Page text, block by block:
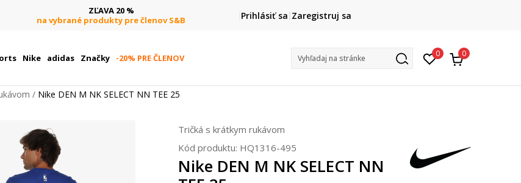
ZĽAVA 20 %
na vybrané produkty pre členov S&B
DOPRAVA ZADARMO
pri objednaní nad 80 € (neplatí pre Click&Collect)
Prihlásiť sa Zaregistruj sa
Nike adidas Značky -20% PRE ČLENOV Vyhľadaj na stránke 0 0
Nike DEN M NK SELECT NN TEE 25
Tričká s krátkym rukávom
Kód produktu: HQ1316-495
Nike DEN M NK SELECT NN